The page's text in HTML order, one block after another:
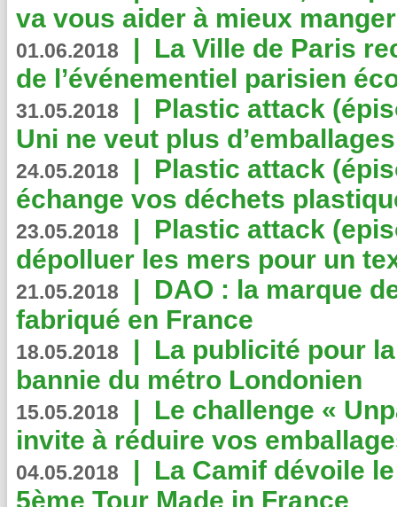
va vous aider à mieux
01.06.2018 | La Ville de Paris
de l’événementiel parisien
31.05.2018 | Plastic attack
Uni ne veut plus
24.05.2018 | Plastic attack
échange vos déchets
23.05.2018 | Plastic attack
dépolluer les mers pour un
21.05.2018 | DAO : la marque
fabriqué en France
18.05.2018 | La publicité pour
bannie du métro Londonien
15.05.2018 | Le challenge «
invite à réduire vos
04.05.2018 | La Camif dévoile
5ème Tour Made in France